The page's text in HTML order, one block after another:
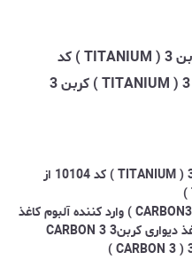
کد 10001 از آلبوم کاغذ دیواری کربن 3 ( TITANIUM ) کد
10102 از آلبوم کاغذ دیواری کربن 3 ( TITANIUM ) کربن 3
کد 10103 از آلبوم کاغذ دیواری کربن 3 ( TITANIUM ) کد 10104 از
وارد کننده آلبوم کاغذ دیواری کربن3 ( CARBON3 ) وارد کننده آلبوم کاغذ